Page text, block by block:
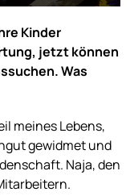
Kinder
jetzt können
Was
meines Lebens,
gewidmet und
Naja, den